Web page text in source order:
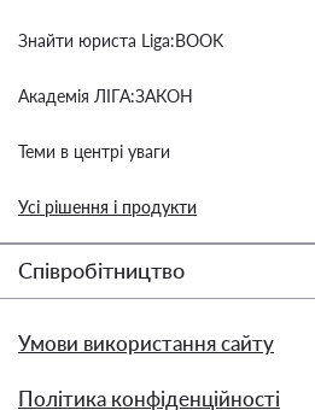
Знайти юриста Liga:BOOK
Академія ЛІГА:ЗАКОН
Теми в центрі уваги
Усі рішення і продукти
Співробітництво
Умови використання сайту
Політика конфіденційності